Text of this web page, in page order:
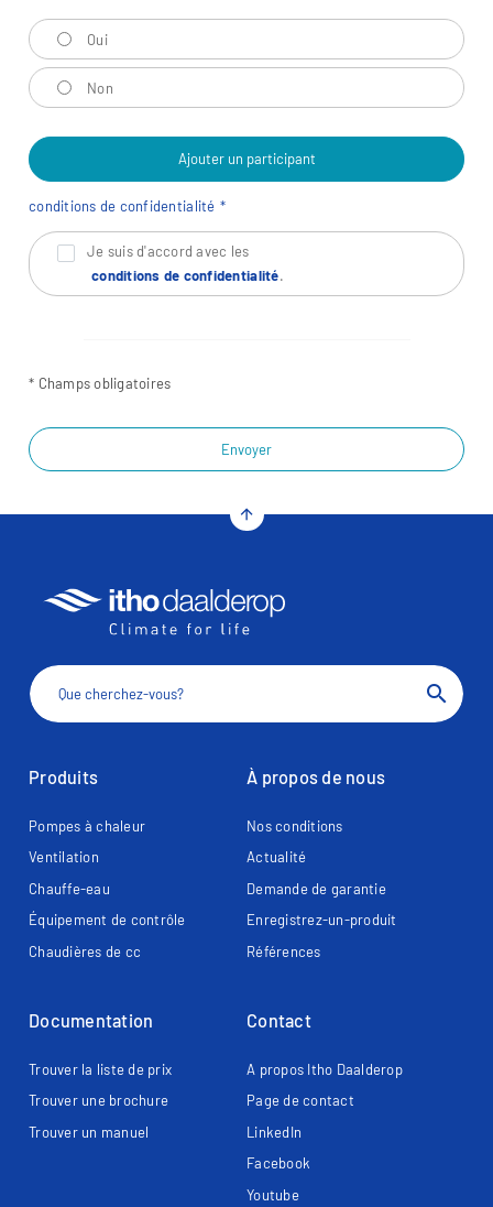
Ajouter un participant
Oui
Non
conditions de confidentialité
Je suis d'accord avec les
conditions de confidentialité.
* Champs obligatoires
Envoyer
arrow_upward
search
Produits
Pompes à chaleur
Ventilation
Chauffe-eau
Équipement de contrôle
Chaudières de cc
À propos de nous
Nos conditions
Actualité
Demande de garantie
Enregistrez-un-produit
Références
Documentation
Trouver la liste de prix
Trouver une brochure
Trouver un manuel
Contact
A propos Itho Daalderop
Page de contact​
LinkedIn
Facebook
Youtube